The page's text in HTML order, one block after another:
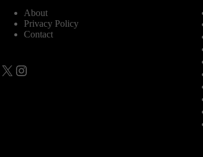
About
Privacy Policy
Contact
X Instagram